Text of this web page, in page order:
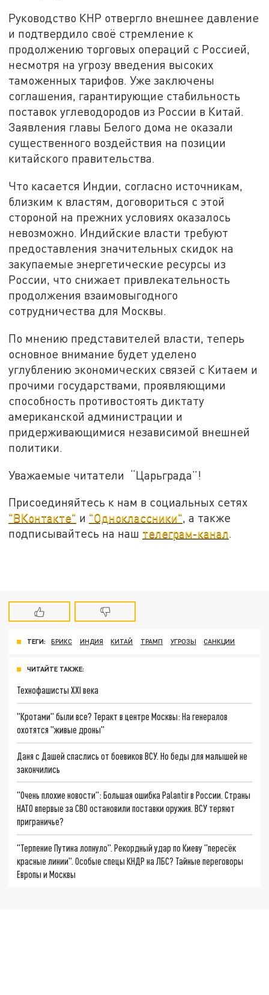
Руководство КНР отвергло внешнее давление
и подтвердило своё стремление к
продолжению торговых операций с Россией,
несмотря на угрозу введения высоких
таможенных тарифов. Уже заключены
соглашения, гарантирующие стабильность
поставок углеводородов из России в Китай.
Заявления главы Белого дома не оказали
существенного воздействия на позиции
китайского правительства.
Что касается Индии, согласно источникам,
близким к властям, договориться с этой
стороной на прежних условиях оказалось
невозможно. Индийские власти требуют
предоставления значительных скидок на
закупаемые энергетические ресурсы из
России, что снижает привлекательность
продолжения взаимовыгодного
сотрудничества для Москвы.
По мнению представителей власти, теперь
основное внимание будет уделено
углублению экономических связей с Китаем и
прочими государствами, проявляющими
способность противостоять диктату
американской администрации и
придерживающимися независимой внешней
политики.
Уважаемые читатели “Царьграда”!
Присоединяйтесь к нам в социальных сетях
"ВКонтакте" и "Одноклассники", а также
подписывайтесь на наш телеграм-канал.
ТЕГИ: БРИКС ИНДИЯ КИТАЙ ТРАМП УГРОЗЫ САНКЦИИ
ЧИТАЙТЕ ТАКЖЕ:
Технофашисты XXI века
"Кротами" были все? Теракт в центре Москвы: На генералов
охотятся "живые дроны"
Даня с Дашей спаслись от боевиков ВСУ. Но беды для малышей не
закончились
"Очень плохие новости": Большая ошибка Palantir в России. Страны
НАТО впервые за СВО остановили поставки оружия. ВСУ теряют
приграничье?
"Терпение Путина лопнуло". Рекордный удар по Киеву "пересёк
красные линии". Особые спецы КНДР на ЛБС? Тайные переговоры
Европы и Москвы